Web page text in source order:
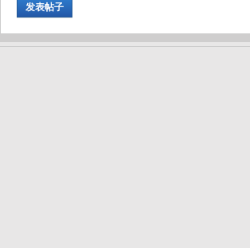
发表帖子